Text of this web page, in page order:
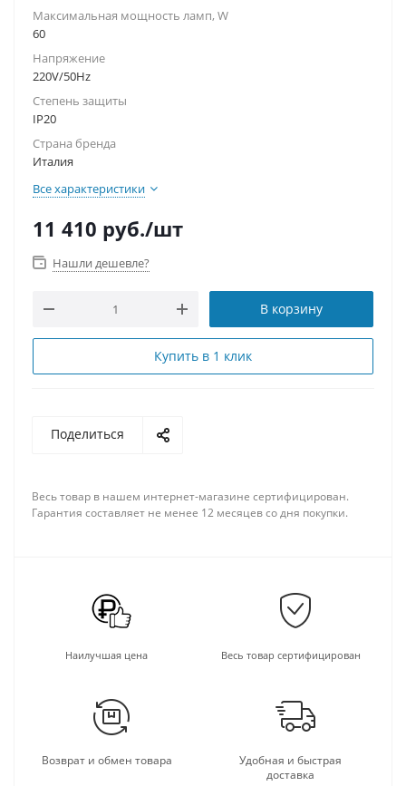
Максимальная мощность ламп, W
60
Напряжение
220V/50Hz
Степень защиты
IP20
Страна бренда
Италия
Все характеристики
11 410 руб./шт
Нашли дешевле?
В корзину
Купить в 1 клик
Поделиться
Весь товар в нашем интернет-магазине сертифицирован.
Гарантия составляет не менее 12 месяцев со дня покупки.
Наилучшая цена Весь товар сертифицирован
Возврат и обмен товара
Удобная и быстрая
доставка